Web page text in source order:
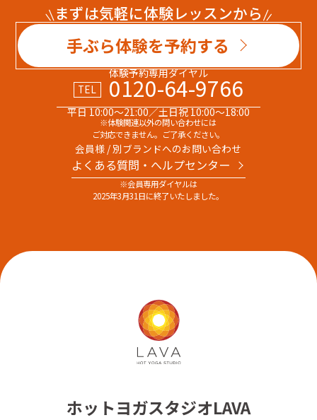
まずは気軽に体験レッスンから
手ぶら体験を予約する
体験予約専用ダイヤル
TEL
0120-64-9766
平日 10:00～21:00／土日祝 10:00～18:00
※体験関連以外の問い合わせには
ご対応できません。ご了承ください。
会員様 / 別ブランドへのお問い合わせ
よくある質問・へルプセンター
※会員専用ダイヤルは
2025年3月31日に終了いたしました。
ホットヨガスタジオLAVA